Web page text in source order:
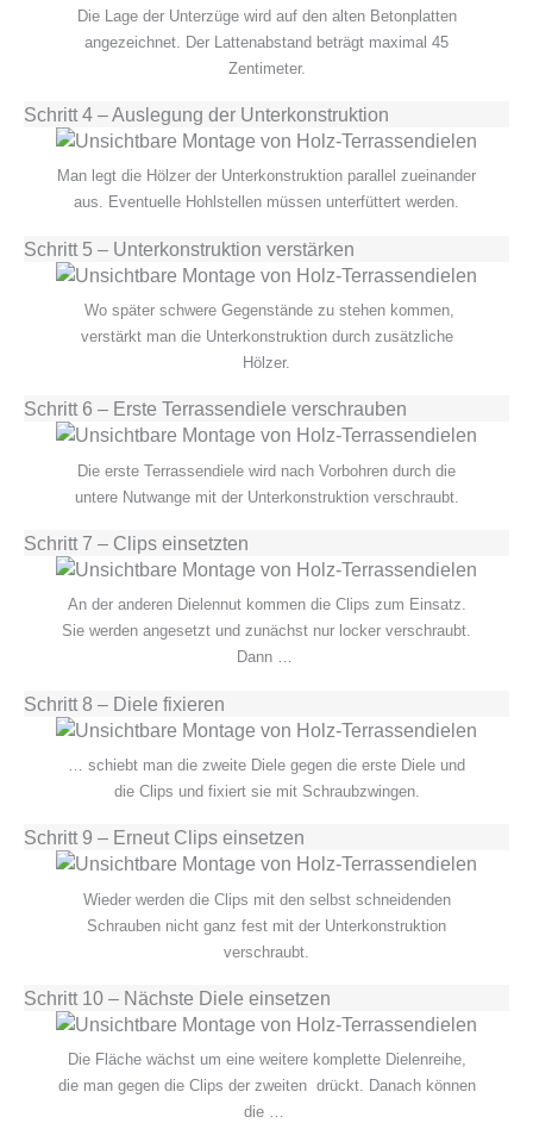
Die Lage der Unterzüge wird auf den alten Betonplatten
angezeichnet. Der Lattenabstand beträgt maximal 45
Zentimeter.
Schritt 4 – Auslegung der Unterkonstruktion
Man legt die Hölzer der Unterkonstruktion parallel zueinander
aus. Eventuelle Hohlstellen müssen unterfüttert werden.
Schritt 5 – Unterkonstruktion verstärken
Wo später schwere Gegenstände zu stehen kommen,
verstärkt man die Unterkonstruktion durch zusätzliche
Hölzer.
Schritt 6 – Erste Terrassendiele verschrauben
Die erste Terrassendiele wird nach Vorbohren durch die
untere Nutwange mit der Unterkonstruktion verschraubt.
Schritt 7 – Clips einsetzten
An der anderen Dielennut kommen die Clips zum Einsatz.
Sie werden angesetzt und zunächst nur locker verschraubt.
Dann …
Schritt 8 – Diele fixieren
… schiebt man die zweite Diele gegen die erste Diele und
die Clips und fixiert sie mit Schraubzwingen.
Schritt 9 – Erneut Clips einsetzen
Wieder werden die Clips mit den selbst schneidenden
Schrauben nicht ganz fest mit der Unterkonstruktion
verschraubt.
Schritt 10 – Nächste Diele einsetzen
Die Fläche wächst um eine weitere komplette Dielenreihe,
die man gegen die Clips der zweiten drückt. Danach können
die …